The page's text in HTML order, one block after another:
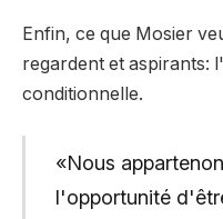
Enfin, ce que Mosier
regardent et aspirants:
conditionnelle.
«Nous
l'opportunité